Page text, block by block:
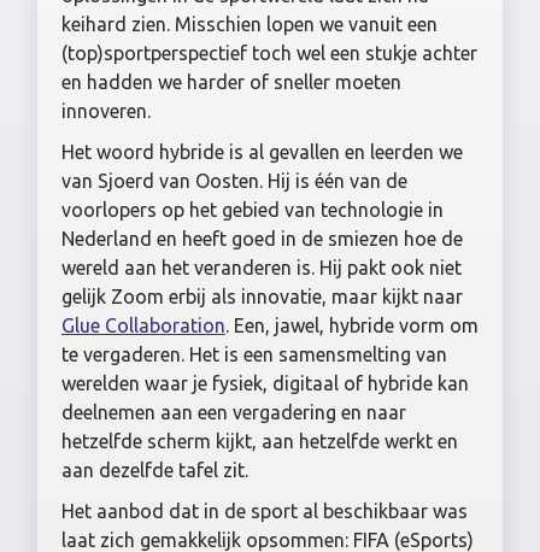
keihard zien. Misschien lopen we vanuit een
(top)sportperspectief toch wel een stukje achter
en hadden we harder of sneller moeten
innoveren.
Het woord hybride is al gevallen en leerden we
van Sjoerd van Oosten. Hij is één van de
voorlopers op het gebied van technologie in
Nederland en heeft goed in de smiezen hoe de
wereld aan het veranderen is. Hij pakt ook niet
gelijk Zoom erbij als innovatie, maar kijkt naar
Glue Collaboration . Een, jawel, hybride vorm om
te vergaderen. Het is een samensmelting van
werelden waar je fysiek, digitaal of hybride kan
deelnemen aan een vergadering en naar
hetzelfde scherm kijkt, aan hetzelfde werkt en
aan dezelfde tafel zit.
Het aanbod dat in de sport al beschikbaar was
laat zich gemakkelijk opsommen: FIFA (eSports)